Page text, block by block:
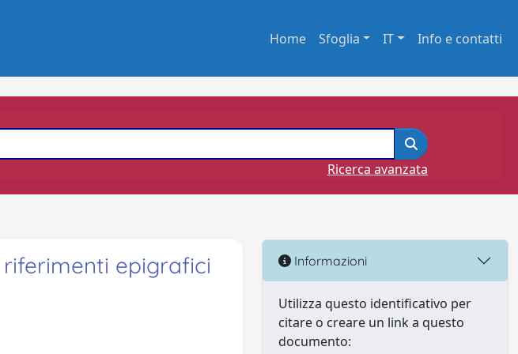
Home Sfoglia IT Info e contatti
Ricerca avanzata
riferimenti epigrafici
Informazioni
Utilizza questo identificativo per
citare o creare un link a questo
documento: